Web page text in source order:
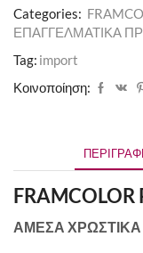
Categories:
ΕΠΑΓΓΕΛΜΑΤΙΚΑ
Tag: import
Κοινοποίηση:
FRAMCOLOR
ΑΜΕΣΑ ΧΡΩΣΤΙΚΑ